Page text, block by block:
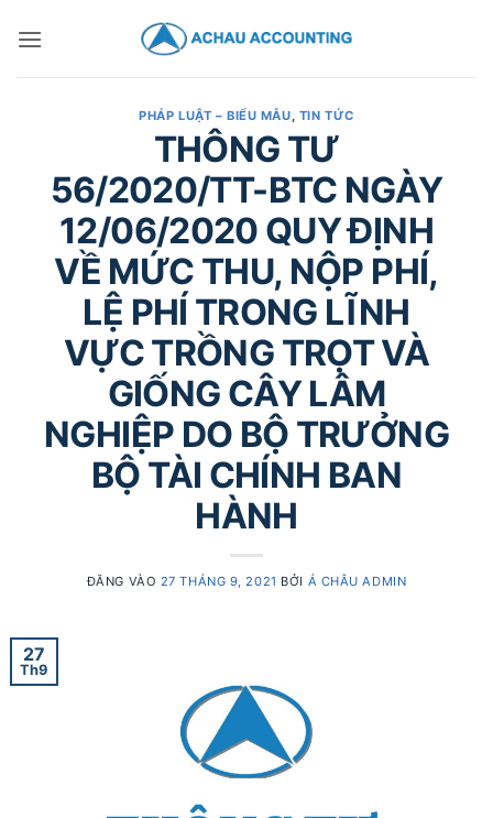
PHÁP LUẬT – BIỂU MẪU, TIN TỨC
THÔNG TƯ
56/2020/TT-BTC NGÀY
12/06/2020 QUY ĐỊNH
VỀ MỨC THU, NỘP PHÍ,
LỆ PHÍ TRONG LĨNH
VỰC TRỒNG TRỌT VÀ
GIỐNG CÂY LÂM
NGHIỆP DO BỘ TRƯỞNG
BỘ TÀI CHÍNH BAN
HÀNH
ĐĂNG VÀO 27 THÁNG 9, 2021 BỞI Á CHÂU ADMIN
27
Th9